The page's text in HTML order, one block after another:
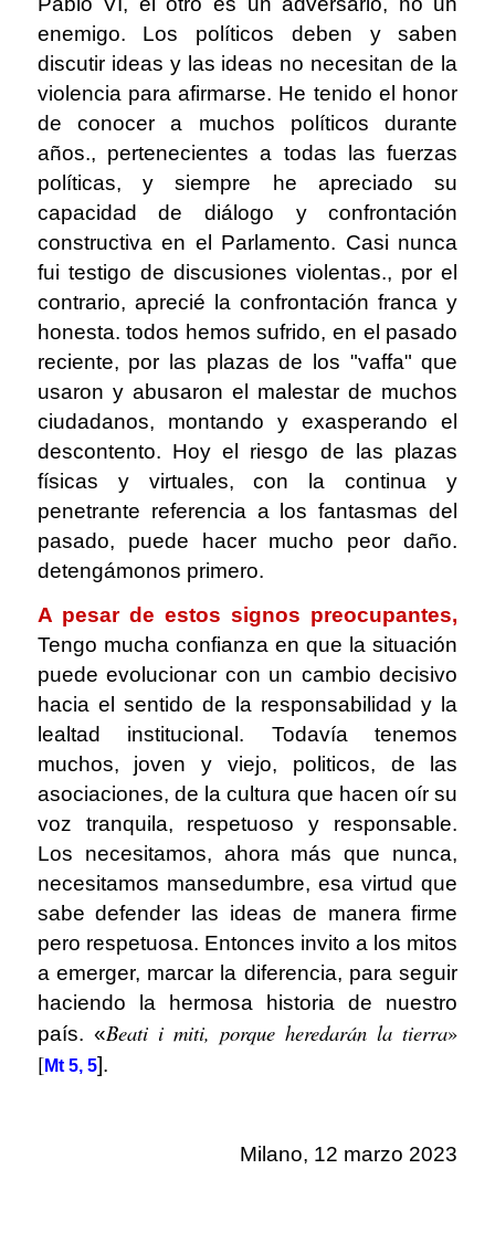
enemigo. Los políticos deben y saben
discutir ideas y las ideas no necesitan de la
violencia para afirmarse. He tenido el honor
de conocer a muchos políticos durante
años., pertenecientes a todas las fuerzas
políticas, y siempre he apreciado su
capacidad de diálogo y confrontación
constructiva en el Parlamento. Casi nunca
fui testigo de discusiones violentas., por el
contrario, aprecié la confrontación franca y
honesta. todos hemos sufrido, en el pasado
reciente, por las plazas de los "vaffa" que
usaron y abusaron el malestar de muchos
ciudadanos, montando y exasperando el
descontento. Hoy el riesgo de las plazas
físicas y virtuales, con la continua y
penetrante referencia a los fantasmas del
pasado, puede hacer mucho peor daño.
detengámonos primero.
A pesar de estos signos preocupantes,
Tengo mucha confianza en que la situación
puede evolucionar con un cambio decisivo
hacia el sentido de la responsabilidad y la
lealtad institucional. Todavía tenemos
muchos, joven y viejo, politicos, de las
asociaciones, de la cultura que hacen oír su
voz tranquila, respetuoso y responsable.
Los necesitamos, ahora más que nunca,
necesitamos mansedumbre, esa virtud que
sabe defender las ideas de manera firme
pero respetuosa. Entonces invito a los mitos
a emerger, marcar la diferencia, para seguir
haciendo la hermosa historia de nuestro
país. «Beati i miti, porque heredarán la tierra»
[ Mt 5, 5].
Milano, 12 marzo 2023